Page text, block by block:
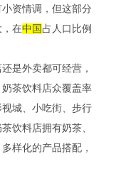
资情调，但这部分
，在中国占人口比例
是外卖都可经营，
茶饮料店众覆盖率
城、小吃街、步行
饮料店拥有奶茶、
样化的产品搭配，